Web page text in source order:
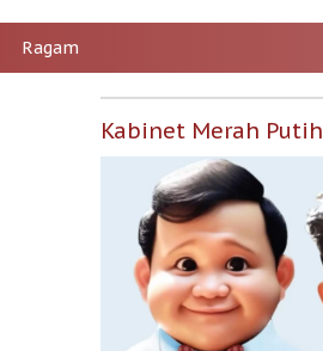
Ragam
Kabinet Merah Putih